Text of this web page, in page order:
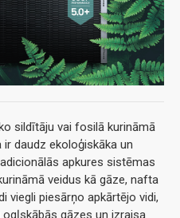
sildītāju vai fosilā kurināmā
daudz ekoloģiskāka un
apkures sistēmas
veidus kā gāze, nafta
viegli piesārņo apkārtējo vidi,
gāzes un izraisa